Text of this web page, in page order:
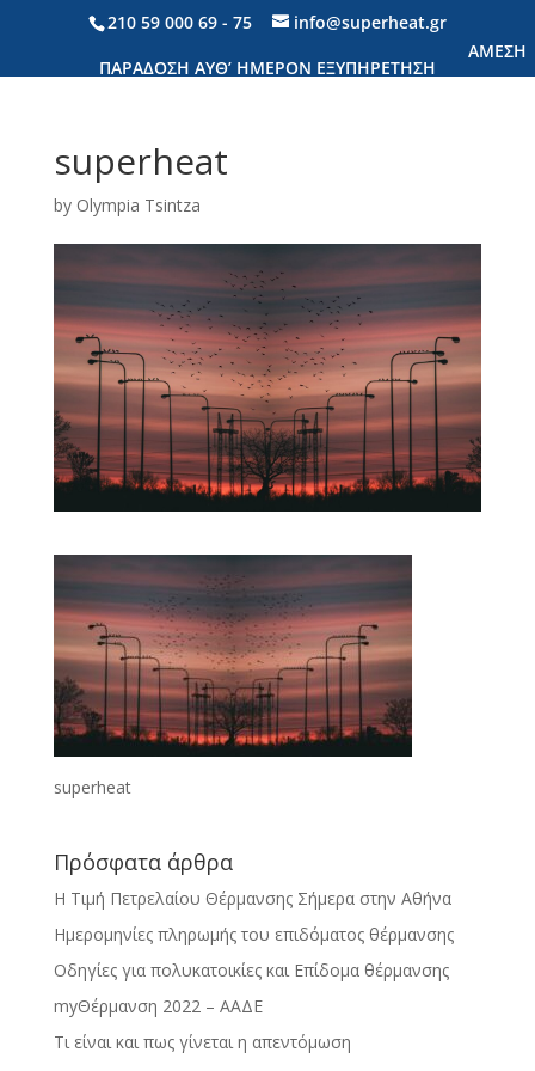
210 59 000 69 - 75 info@superheat.gr
superheat
by Olympia Tsintza
superheat
Πρόσφατα άρθρα
Η Τιμή Πετρελαίου Θέρμανσης Σήμερα στην Αθήνα
Ημερομηνίες πληρωμής του επιδόματος θέρμανσης
Οδηγίες για πολυκατοικίες και Επίδομα θέρμανσης
myΘέρμανση 2022 – ΑΑΔΕ
Τι είναι και πως γίνεται η απεντόμωση